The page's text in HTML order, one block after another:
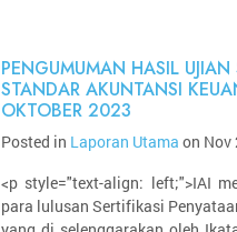
PENGUMUMAN HASIL UJIAN
STANDAR AKUNTANSI
OKTOBER 2023
Posted in Laporan Utama on Nov
<p style="text-align: left;">IAI
para lulusan Sertifikasi